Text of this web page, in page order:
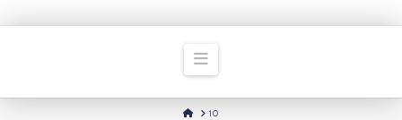
Navigation
HOME
10